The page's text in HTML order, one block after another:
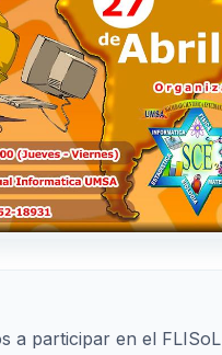
a participar en el FLISoL